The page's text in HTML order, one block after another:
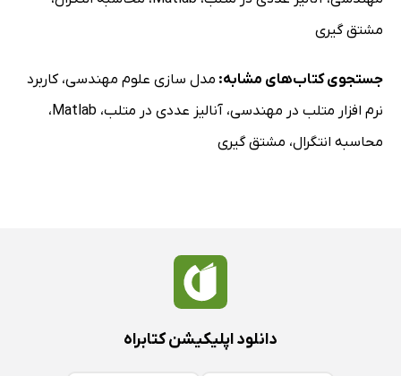
مشتق گیری
جستجوی کتاب‌های مشابه: مدل سازی علوم مهندسی،کاربرد
نرم افزار متلب در مهندسی، آنالیز عددی در متلب، Matlab،
محاسبه انتگرال، مشتق گیری
دانلود اپلیکیشن کتابراه